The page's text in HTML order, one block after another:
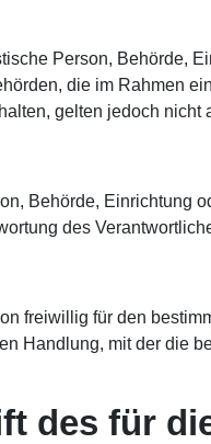
Person, Behörde,
die im Rahmen
gelten jedoch nicht
Behörde, Einrichtung
des
freiwillig für den
Handlung, mit der die
des für